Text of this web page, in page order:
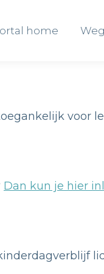
home
voor
Dan kun je hier
home